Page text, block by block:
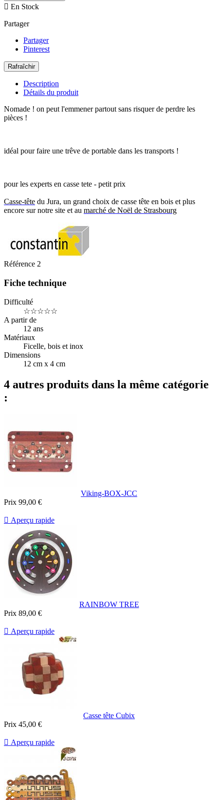
 En Stock
Partager
Partager
Pinterest
Description
Détails du produit
Nomade ! on peut l'emmener partout sans risquer de perdre les
pièces !
idéal pour faire une trêve de portable dans les transports !
pour les experts en casse tete - petit prix
Casse-tête du Jura, un grand choix de casse tête en bois et plus
encore sur notre site et au marché de Noël de Strasbourg
Référence 2
Fiche technique
Difficulté
☆☆☆☆☆
A partir de
12 ans
Matériaux
Ficelle, bois et inox
Dimensions
12 cm x 4 cm
4 autres produits dans la même catégorie
:
Viking-BOX-JCC
Prix 99,00 €
 Aperçu rapide
RAINBOW TREE
Prix 89,00 €
 Aperçu rapide
Casse tête Cubix
Prix 45,00 €
 Aperçu rapide